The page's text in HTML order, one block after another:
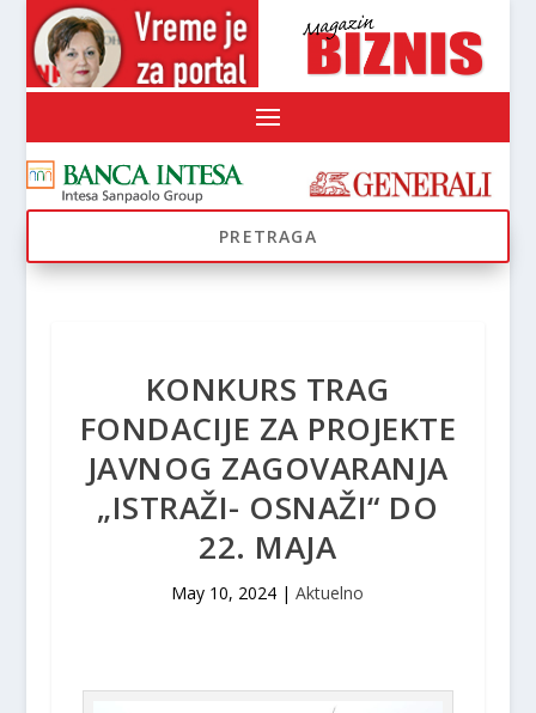
KONKURS TRAG
FONDACIJE ZA PROJEKTE
JAVNOG ZAGOVARANJA
„ISTRAŽI- OSNAŽI“ DO
22. MAJA
May 10, 2024 |Aktuelno